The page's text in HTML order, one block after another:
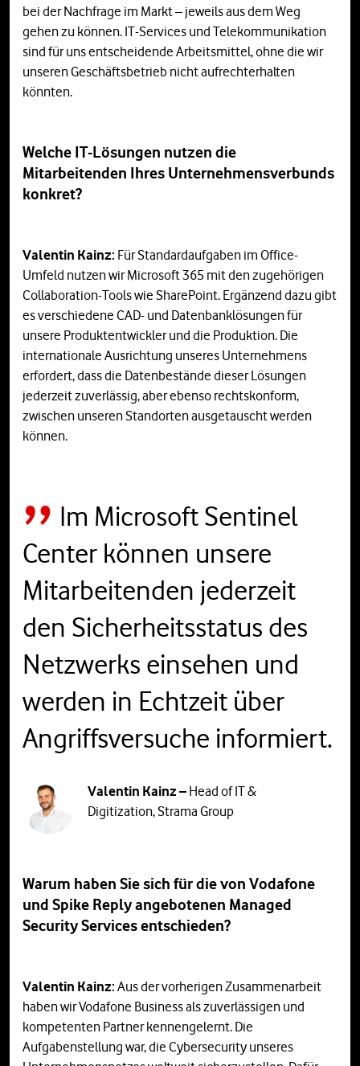
bei der Nachfrage im Markt – jeweils aus dem Weg
gehen zu können. IT-Services und Telekommunikation
sind für uns entscheidende Arbeitsmittel, ohne die wir
unseren Geschäftsbetrieb nicht aufrechterhalten
könnten.
Welche IT-Lösungen nutzen die
Mitarbeitenden Ihres Unternehmensverbunds
konkret?
Valentin Kainz: Für Standardaufgaben im Office-
Umfeld nutzen wir Microsoft 365 mit den zugehörigen
Collaboration-Tools wie SharePoint. Ergänzend dazu gibt
es verschiedene CAD- und Datenbanklösungen für
unsere Produktentwickler und die Produktion. Die
internationale Ausrichtung unseres Unternehmens
erfordert, dass die Datenbestände dieser Lösungen
jederzeit zuverlässig, aber ebenso rechtskonform,
zwischen unseren Standorten ausgetauscht werden
können.
Im Microsoft Sentinel
Center können unsere
Mitarbeitenden jederzeit
den Sicherheitsstatus des
Netzwerks einsehen und
werden in Echtzeit über
Angriffsversuche informiert.
Valentin Kainz – Head of IT &
Digitization, Strama Group
Warum haben Sie sich für die von Vodafone
und Spike Reply angebotenen Managed
Security Services entschieden?
Valentin Kainz: Aus der vorherigen Zusammenarbeit
haben wir Vodafone Business als zuverlässigen und
kompetenten Partner kennengelernt. Die
Aufgabenstellung war, die Cybersecurity unseres